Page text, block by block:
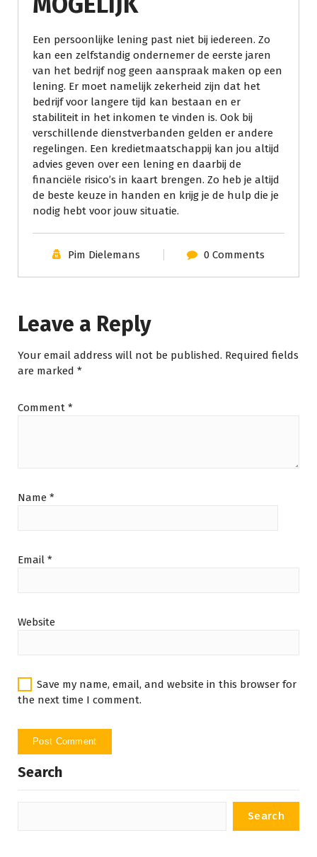
Een persoonlijke lening past niet bij iedereen. Zo
kan een zelfstandig ondernemer de eerste jaren
van het bedrijf nog geen aanspraak maken op een
lening. Er moet namelijk zekerheid zijn dat het
bedrijf voor langere tijd kan bestaan en er
stabiliteit in het inkomen te vinden is. Ook bij
verschillende dienstverbanden gelden er andere
regelingen. Een kredietmaatschappij kan jou altijd
advies geven over een lening en daarbij de
financiële risico’s in kaart brengen. Zo heb je altijd
de beste keuze in handen en krijg je de hulp die je
nodig hebt voor jouw situatie.
Pim Dielemans 0 Comments
Leave a Reply
Your email address will not be published. Required fields
are marked *
Comment *
Name *
Email *
Website
Save my name, email, and website in this browser for
the next time I comment.
Search
Search